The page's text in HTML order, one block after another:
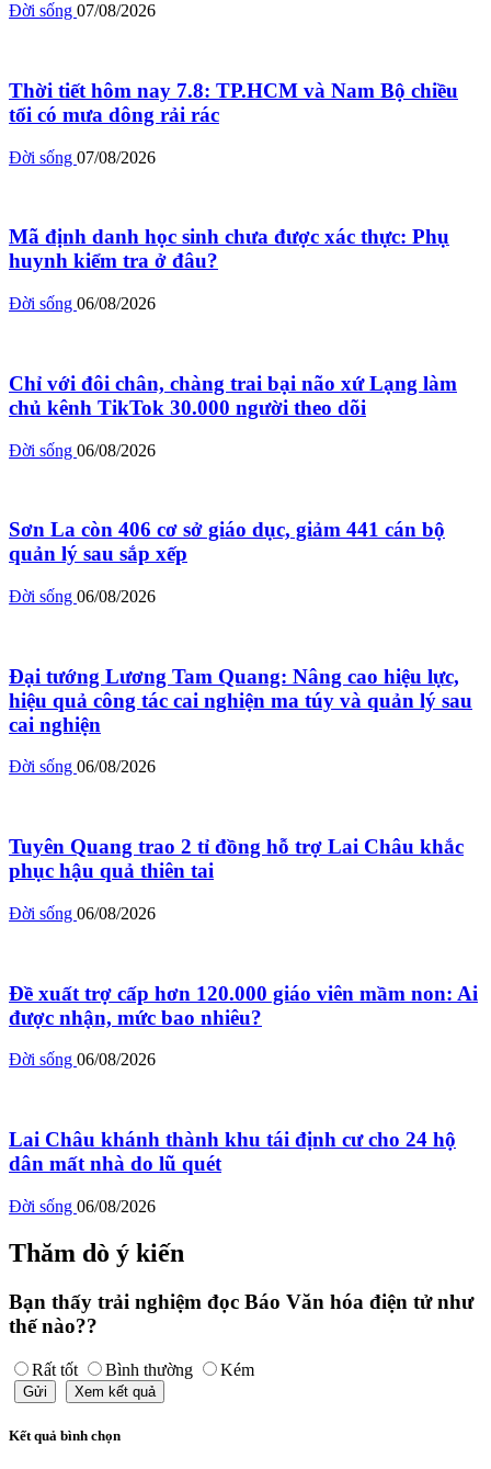
Đời sống 07/08/2026
Thời tiết hôm nay 7.8: TP.HCM và Nam Bộ chiều
tối có mưa dông rải rác
Đời sống 07/08/2026
Mã định danh học sinh chưa được xác thực: Phụ
huynh kiểm tra ở đâu?
Đời sống 06/08/2026
Chỉ với đôi chân, chàng trai bại não xứ Lạng làm
chủ kênh TikTok 30.000 người theo dõi
Đời sống 06/08/2026
Sơn La còn 406 cơ sở giáo dục, giảm 441 cán bộ
quản lý sau sắp xếp
Đời sống 06/08/2026
Đại tướng Lương Tam Quang: Nâng cao hiệu lực,
hiệu quả công tác cai nghiện ma túy và quản lý sau
cai nghiện
Đời sống 06/08/2026
Tuyên Quang trao 2 tỉ đồng hỗ trợ Lai Châu khắc
phục hậu quả thiên tai
Đời sống 06/08/2026
Đề xuất trợ cấp hơn 120.000 giáo viên mầm non: Ai
được nhận, mức bao nhiêu?
Đời sống 06/08/2026
Lai Châu khánh thành khu tái định cư cho 24 hộ
dân mất nhà do lũ quét
Đời sống 06/08/2026
Thăm dò ý kiến
Bạn thấy trải nghiệm đọc Báo Văn hóa điện tử như
thế nào??
Rất tốt Bình thường Kém
Gửi Xem kết quả
Kết quả bình chọn